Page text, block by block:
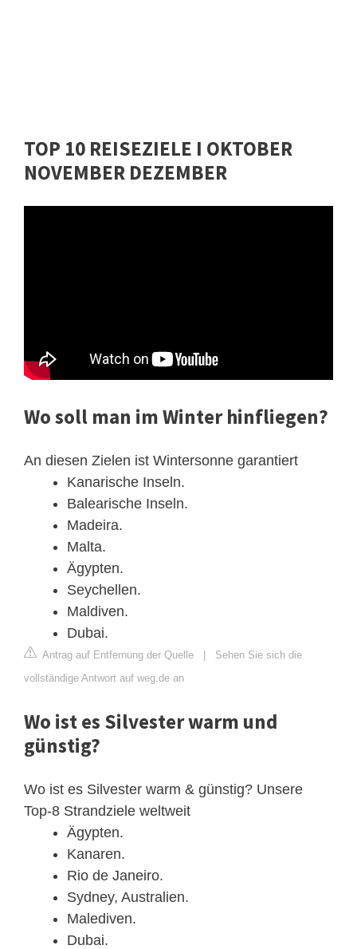
TOP 10 REISEZIELE I OKTOBER
NOVEMBER DEZEMBER
Wo soll man im Winter hinfliegen?
An diesen Zielen ist Wintersonne garantiert
Kanarische Inseln.
Balearische Inseln.
Madeira.
Malta.
Ägypten.
Seychellen.
Maldiven.
Dubai.
Antrag auf Entfernung der Quelle | Sehen Sie sich die
vollständige Antwort auf weg.de an
Wo ist es Silvester warm und
günstig?
Wo ist es Silvester warm & günstig? Unsere
Top-8 Strandziele weltweit
Ägypten.
Kanaren.
Rio de Janeiro.
Sydney, Australien.
Malediven.
Dubai.